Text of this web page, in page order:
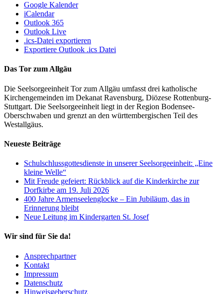
Google Kalender
iCalendar
Outlook 365
Outlook Live
.ics-Datei exportieren
Exportiere Outlook .ics Datei
Das Tor zum Allgäu
Die Seelsorgeeinheit Tor zum Allgäu umfasst drei katholische
Kirchengemeinden im Dekanat Ravensburg, Diözese Rottenburg-
Stuttgart. Die Seelsorgeeinheit liegt in der Region Bodensee-
Oberschwaben und grenzt an den württembergischen Teil des
Westallgäus.
Neueste Beiträge
Schulschlussgottesdienste in unserer Seelsorgeeinheit: „Eine
kleine Welle“
Mit Freude gefeiert: Rückblick auf die Kinderkirche zur
Dorfkirbe am 19. Juli 2026
400 Jahre Armenseelenglocke – Ein Jubiläum, das in
Erinnerung bleibt
Neue Leitung im Kindergarten St. Josef
Wir sind für Sie da!
Ansprechpartner
Kontakt
Impressum
Datenschutz
Hinweisgeberschutz